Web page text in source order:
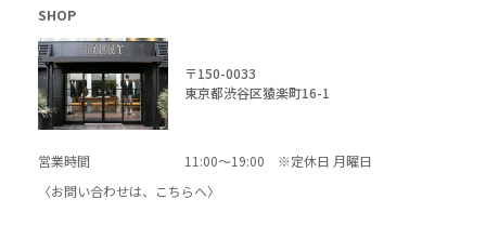
SHOP
〒150-0033
東京都渋谷区猿楽町16-1
営業時間
11:00～19:00 ※定休日 月曜日
〈お問い合わせは、
こちらへ〉